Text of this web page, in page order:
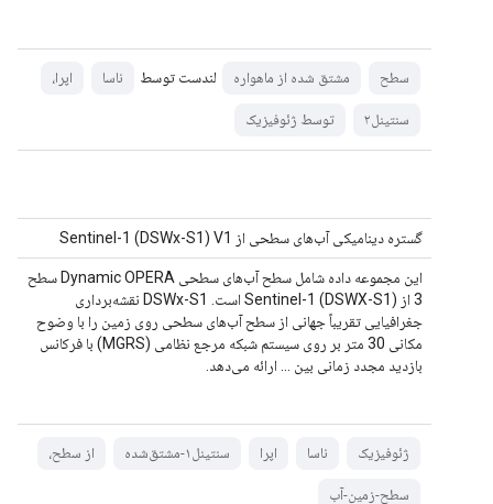
سطح مشتق شده از ماهواره لندست توسط ناسا اپرا،
سنتینل۲ توسط ژئوفیزیک
گستره دینامیکی آب‌های سطحی از Sentinel-1 (DSWx-S1) V1
این مجموعه داده شامل سطح آب‌های سطحی Dynamic OPERA سطح
3 از Sentinel-1 (DSWX-S1) است. DSWx-S1 نقشه‌برداری
جغرافیایی تقریباً جهانی از سطح آب‌های سطحی روی زمین را با وضوح
مکانی 30 متر بر روی سیستم شبکه مرجع نظامی (MGRS) با فرکانس
بازدید مجدد زمانی بین ... ارائه می‌دهد.
ژئوفیزیک ناسا اپرا سنتینل۱-مشتق‌شده از سطح،
سطح-زمین-آب